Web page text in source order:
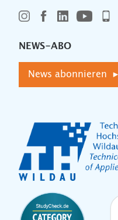
NEWS-ABO
News abonnieren ▸